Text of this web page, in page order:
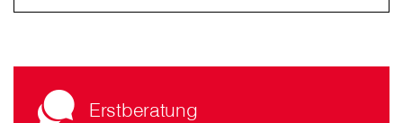
Erstberatung